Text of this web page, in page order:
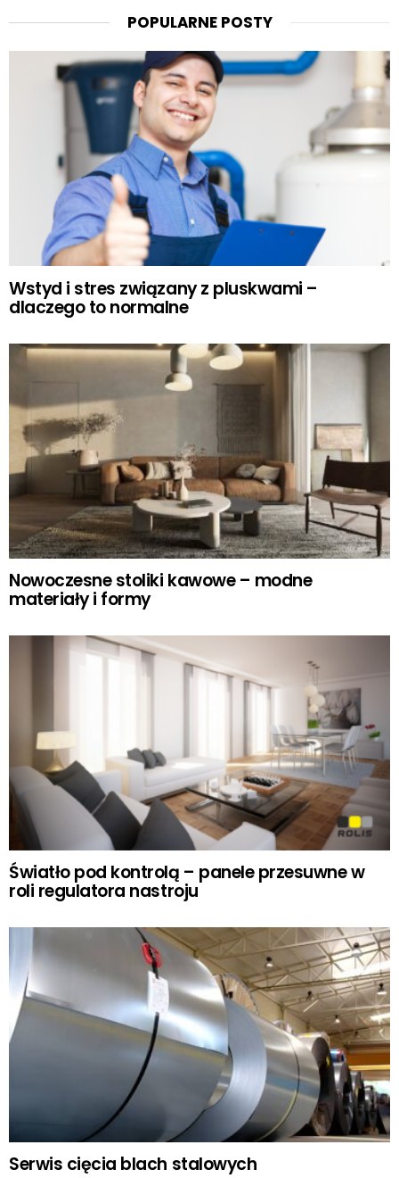
POPULARNE POSTY
Wstyd i stres związany z pluskwami –
dlaczego to normalne
Nowoczesne stoliki kawowe – modne
materiały i formy
Światło pod kontrolą – panele przesuwne w
roli regulatora nastroju
Serwis cięcia blach stalowych